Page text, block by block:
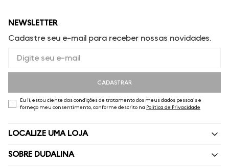
NEWSLETTER
Cadastre seu e-mail para receber nossas novidades.
CADASTRAR
Eu li, estou ciente das condições de tratamento dos meus dados pessoais e
forneço meu consentimento, conforme descrito na Política de Privacidade
LOCALIZE UMA LOJA
SOBRE DUDALINA